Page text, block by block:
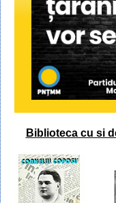
Biblioteca cu si